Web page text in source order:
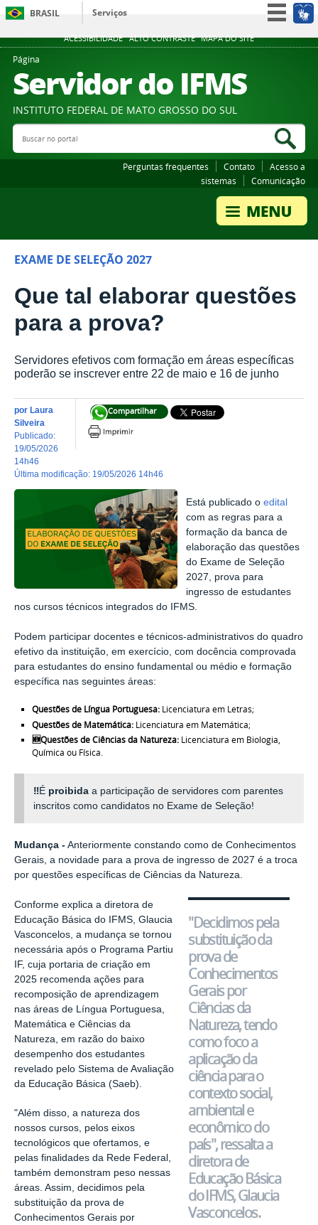
ACESSIBILIDADE ALTO CONTRASTE MAPA DO SITE
BRASIL
Serviços
Participe
Legislação
Canais
Página
Servidor do IFMS
INSTITUTO FEDERAL DE MATO GROSSO DO SUL
Buscar no portal
Perguntas frequentes Contato
Acesso a
sistemas
Comunicação
EXAME DE SELEÇÃO 2027
Que tal elaborar questões
para a prova?
Servidores efetivos com formação em áreas específicas
poderão se inscrever entre 22 de maio e 16 de junho
Compartilhar
por Laura
Silveira
publicado:
19/05/2026
14h46
última modificação: 19/05/2026 14h46
Está publicado oedital
com as regras para a
formação da banca de
elaboração das questões
do Exame de Seleção
2027, prova para
ingresso de estudantes
nos cursos técnicos integrados do IFMS.
Podem participar docentes e técnicos-administrativos do quadro
efetivo da instituição, em exercício, com docência comprovada
para estudantes do ensino fundamental ou médio e formação
específica nas seguintes áreas:
Questões de Língua Portuguesa:Licenciatura em Letras;
Questões de Matemática:Licenciatura em Matemática;
🆕Questões de Ciências da Natureza:Licenciatura em Biologia,
Química ou Física.
‼️É proibida a participação de servidores com parentes
inscritos como candidatos no Exame de Seleção!
Mudança - Anteriormente constando como de Conhecimentos
Gerais, a novidade para a prova de ingresso de 2027 é a troca
por questões específicas de Ciências da Natureza.
"Decidimos pela
substituição da
prova de
Conhecimentos
Gerais por
Ciências da
Natureza, tendo
como foco a
aplicação da
ciência para o
contexto social,
ambiental e
econômico do
país", ressaltaa
diretora de
Educação Básica
do IFMS, Glaucia
Vasconcelos.
Conforme explica a diretora de
Educação Básica do IFMS, Glaucia
Vasconcelos, a mudança se tornou
necessária após o Programa Partiu
IF, cuja portaria de criação em
2025 recomenda ações para
recomposição de aprendizagem
nas áreas de Língua Portuguesa,
Matemática e Ciências da
Natureza, em razão do baixo
desempenho dos estudantes
revelado pelo Sistema de Avaliação
da Educação Básica (Saeb).
"Além disso, a natureza dos
nossos cursos, pelos eixos
tecnológicos que ofertamos, e
pelas finalidades da Rede Federal,
também demonstram peso nessas
áreas. Assim, decidimos pela
substituição da prova de
Conhecimentos Gerais por